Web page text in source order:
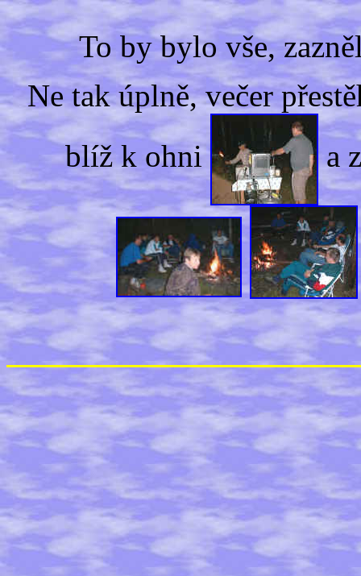
To by bylo vše,
Ne tak úplně, večer
blíž k ohni
a